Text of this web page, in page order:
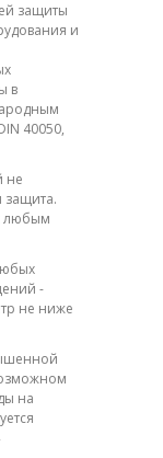
защиты
и
в
40050,
не
защита.
любым
-
не ниже
на